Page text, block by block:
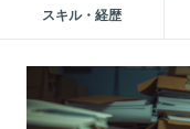
スキル・経歴